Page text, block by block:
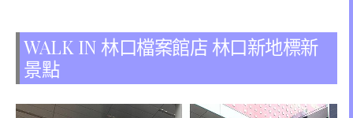
WALK IN 林口檔案館店 林口新地標新
景點